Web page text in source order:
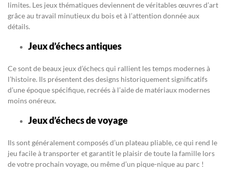
limites. Les jeux thématiques deviennent de véritables œuvres d’art
grâce au travail minutieux du bois et à l’attention donnée aux
détails.
Jeux d’échecs antiques
Ce sont de beaux jeux d’échecs qui rallient les temps modernes à
l’histoire. Ils présentent des designs historiquement significatifs
d’une époque spécifique, recréés à l’aide de matériaux modernes
moins onéreux.
Jeux d’échecs de voyage
Ils sont généralement composés d’un plateau pliable, ce qui rend le
jeu facile à transporter et garantit le plaisir de toute la famille lors
de votre prochain voyage, ou même d’un pique-nique au parc !